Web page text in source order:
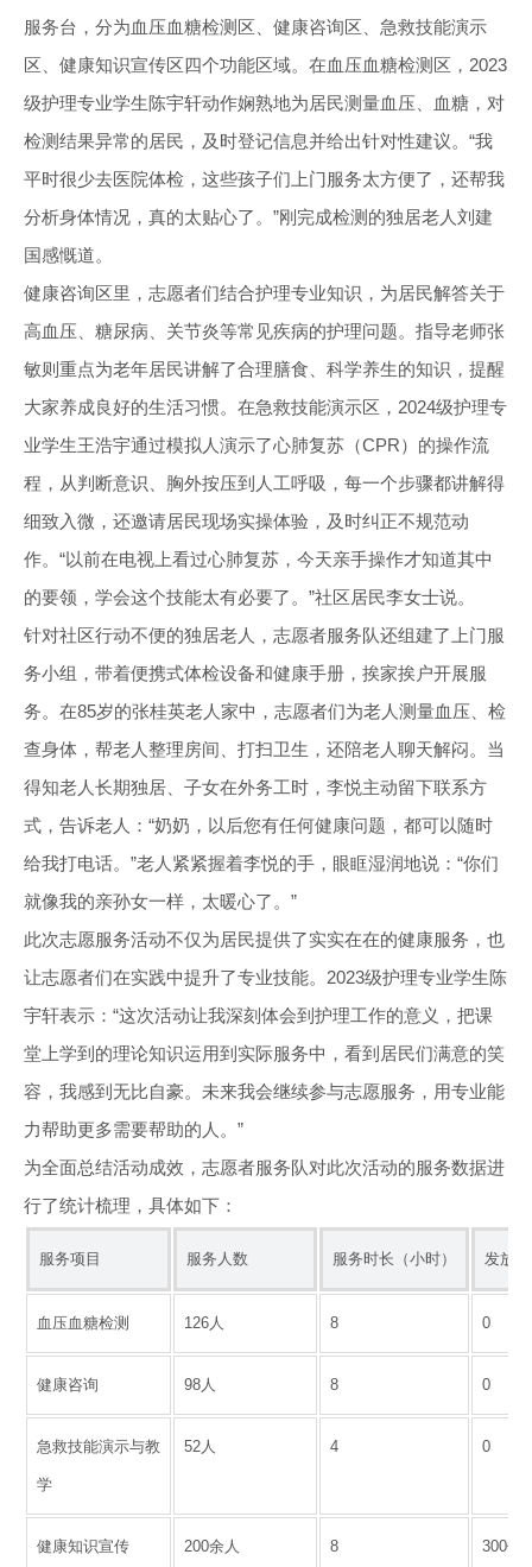
服务台，分为血压血糖检测区、健康咨询区、急救技能演示
区、健康知识宣传区四个功能区域。在血压血糖检测区，2023
级护理专业学生陈宇轩动作娴熟地为居民测量血压、血糖，对
检测结果异常的居民，及时登记信息并给出针对性建议。“我
平时很少去医院体检，这些孩子们上门服务太方便了，还帮我
分析身体情况，真的太贴心了。”刚完成检测的独居老人刘建
国感慨道。
健康咨询区里，志愿者们结合护理专业知识，为居民解答关于
高血压、糖尿病、关节炎等常见疾病的护理问题。指导老师张
敏则重点为老年居民讲解了合理膳食、科学养生的知识，提醒
大家养成良好的生活习惯。在急救技能演示区，2024级护理专
业学生王浩宇通过模拟人演示了心肺复苏（CPR）的操作流
程，从判断意识、胸外按压到人工呼吸，每一个步骤都讲解得
细致入微，还邀请居民现场实操体验，及时纠正不规范动
作。“以前在电视上看过心肺复苏，今天亲手操作才知道其中
的要领，学会这个技能太有必要了。”社区居民李女士说。
针对社区行动不便的独居老人，志愿者服务队还组建了上门服
务小组，带着便携式体检设备和健康手册，挨家挨户开展服
务。在85岁的张桂英老人家中，志愿者们为老人测量血压、检
查身体，帮老人整理房间、打扫卫生，还陪老人聊天解闷。当
得知老人长期独居、子女在外务工时，李悦主动留下联系方
式，告诉老人：“奶奶，以后您有任何健康问题，都可以随时
给我打电话。”老人紧紧握着李悦的手，眼眶湿润地说：“你们
就像我的亲孙女一样，太暖心了。”
此次志愿服务活动不仅为居民提供了实实在在的健康服务，也
让志愿者们在实践中提升了专业技能。2023级护理专业学生陈
宇轩表示：“这次活动让我深刻体会到护理工作的意义，把课
堂上学到的理论知识运用到实际服务中，看到居民们满意的笑
容，我感到无比自豪。未来我会继续参与志愿服务，用专业能
力帮助更多需要帮助的人。”
为全面总结活动成效，志愿者服务队对此次活动的服务数据进
行了统计梳理，具体如下：
服务项目 服务人数 服务时长（小时） 发放
血压血糖检测 126人 8 0
健康咨询 98人 8 0
急救技能演示与教
学
52人 4 0
健康知识宣传 200余人 8 300份